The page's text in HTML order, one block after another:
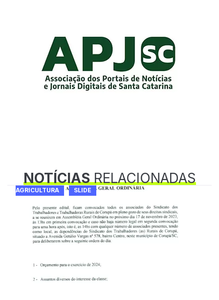
NOTÍCIASRELACIONADAS
AGRICULTURA SLIDE